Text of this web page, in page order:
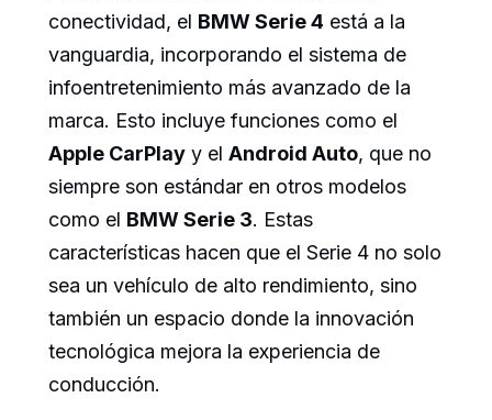
conectividad, el BMW Serie 4 está a la
vanguardia, incorporando el sistema de
infoentretenimiento más avanzado de la
marca. Esto incluye funciones como el
Apple CarPlay y el Android Auto, que no
siempre son estándar en otros modelos
como el BMW Serie 3. Estas
características hacen que el Serie 4 no solo
sea un vehículo de alto rendimiento, sino
también un espacio donde la innovación
tecnológica mejora la experiencia de
conducción.